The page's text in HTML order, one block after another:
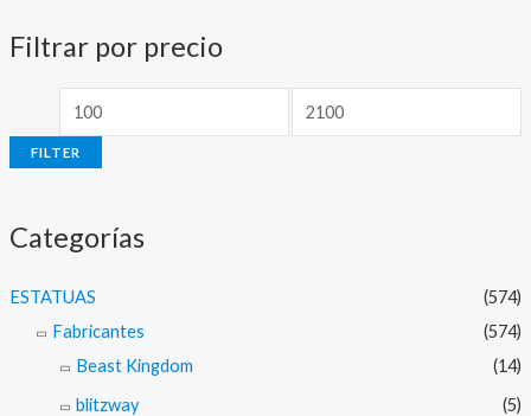
Filtrar por precio
p
r
c
r
FILTER
Categorías
ESTATUAS
(574)
Fabricantes
(574)
Beast Kingdom
(14)
blitzway
(5)